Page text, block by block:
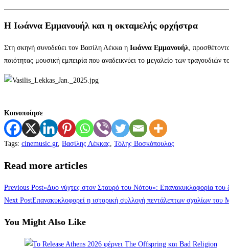
Η Ιωάννα Εμμανουήλ και η οκταμελής ορχήστρα
Στη σκηνή συνοδεύει τον Βασίλη Λέκκα η Ιωάννα Εμμανουήλ ,
ποιότητας μουσική εμπειρία που αναδεικνύει το μεγαλείο των
Κοινοποίησε
Tags: cinemusic.gr, Βασίλης Λέκκας Τόλης Βοσκόπουλος
Read more articles
Previous Post«Δυο νύχτες στον Σταυρό του Νότου»: Επανακυκλοφορία του
Next PostΕπανακυκλοφορεί η ιστορική συλλογή πεντάλεπτων σχολίων του
You Might Also Like